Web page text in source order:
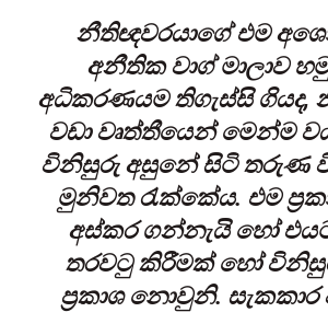
නීතිඥවරයාගේ එම
අනීතික වාග් මාලාව
අධිකරණයම තිගැස්සි ගියද,
වඩා වෘත්තීයෙන් මෙන්ම
විනිසුරු අසුනේ සිටි තරුණ
මුනිවත රැක්කේය. එම
අස්කර ගන්නැයි හෝ
තරවටු කිරීමක් හෝ
ප්‍රකාශ නොවුනි. සැකකාර